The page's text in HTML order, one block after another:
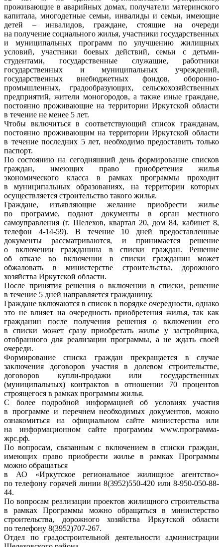
проживающие в аварийных домах, получатели материнского
капитала, многодетные семьи, инвалиды и семьи, имеющие
детей – инвалидов, граждане, стоящие на очереди
на получение социального жилья, участники государственных
и муниципальных программ по улучшению жилищных
условий, участники боевых действий, семьи с детьми-
студентами, государственные служащие, работники
государственных и муниципальных учреждений,
государственных внебюджетных фондов, оборонно-
промышленных, градообразующих, сельскохозяйственных
предприятий, жители моногородов, а также иные граждане,
постоянно проживающие на территории Иркутской области
в течение не менее 5 лет.
Чтобы включиться в соответствующий список гражданам,
постоянно проживающим на территории Иркутской области
в течение последних 5 лет, необходимо предоставить только
паспорт.
По состоянию на сегодняшний день формирование списков
граждан, имеющих право приобретения жилья
экономического класса в рамках программы проходит
в муниципальных образованиях, на территории которых
осуществляется строительство такого жилья.
Граждане, изъявляющие желание приобрести жилье
по программе, подают документы в орган местного
самоуправления (г. Шелехов, квартал 20, дом 84, кабинет 8,
телефон 4-14-59). В течение 10 дней предоставленные
документы рассматриваются, и принимается решение
о включении гражданина в списки граждан. Решение
об отказе во включении в списки гражданин может
обжаловать в министерстве строительства, дорожного
хозяйства Иркутской области.
После принятия решения о включении в списки, решение
в течение 5 дней направляется гражданину.
Граждане включаются в список в порядке очередности, однако
это не влияет на очередность приобретения жилья, так как
гражданин после получения решения о включении его
в списки может сразу приобретать жилье у застройщика,
отобранного для реализации программы, а не ждать своей
очереди.
Формирование списка граждан прекращается в случае
заключения договоров участия в долевом строительстве,
договоров купли-продажи или государственных
(муниципальных) контрактов в отношении 70 процентов
строящегося в рамках программы жилья.
С более подробной информацией об условиях участия
в программе и перечнем необходимых документов, можно
ознакомиться на официальном сайте министерства или
на информационном сайте программы www.программа-
жрс.рф.
По вопросам, связанным с включением в списки граждан,
имеющих право приобрести жилье в рамках Программы
можно обращаться
в АО «Иркутское региональное жилищное агентство»
по телефону горячей линии 8(3952)550-420 или 8-950-050-88-
44.
По вопросам реализации проектов жилищного строительства
в рамках Программы можно обращаться в министерство
строительства, дорожного хозяйства Иркутской области
по телефону 8(3952)707-267.
Отдел по градостроительной деятельности администрации